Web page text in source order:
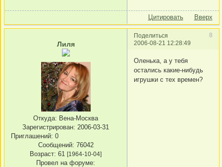
Цитировать Вверх
Поделиться
8
2006-08-21 12:28:49
Лиля
Откуда: Вена-Москва
Зарегистрирован: 2006-03-31
Приглашений: 0
Сообщений: 76042
Возраст: 61 [1964-10-04]
Провел на форуме:
Оленька, а у тебя
остались какие-нибудь
игрушки с тех времен?